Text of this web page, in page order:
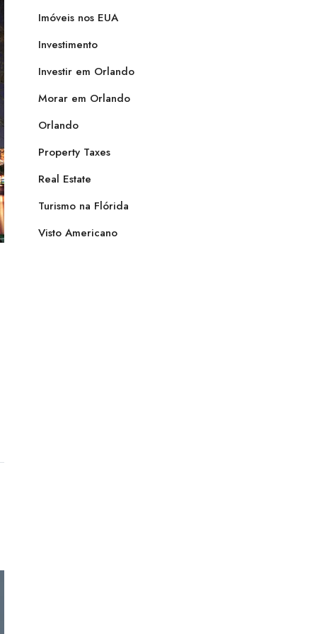
Imóveis nos EUA
Investimento
Investir em Orlando
Morar em Orlando
Orlando
Property Taxes
Real Estate
Turismo na Flórida
Visto Americano